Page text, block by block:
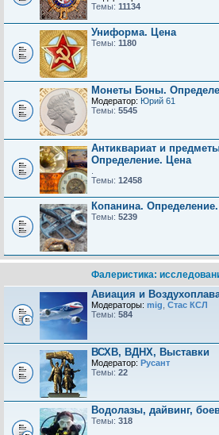
Темы: 11134
Униформа. Цена
Темы: 1180
Монеты Боны.
Модератор: Юрий 61
Темы: 5545
Антиквариат и
Определение. Цена
Темы: 12458
Копанина.
Темы: 5239
Фалеристика:
Авиация и
Модераторы: mig Стас КСЛ
Темы: 584
ВСХВ, ВДНХ, Выставки
Модератор: Русант
Темы: 22
Водолазы, дайвинг,
Темы: 318